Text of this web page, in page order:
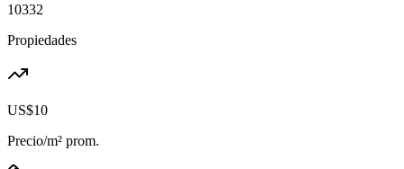
10332
Propiedades
US$10
Precio/m² prom.